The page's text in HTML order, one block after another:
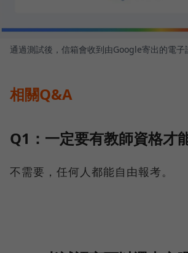
通過測試後，信箱會收到由Google寄出的電子
相關Q&A
Q1：一定要有教師資格才
不需要，任何人都能自由報考。